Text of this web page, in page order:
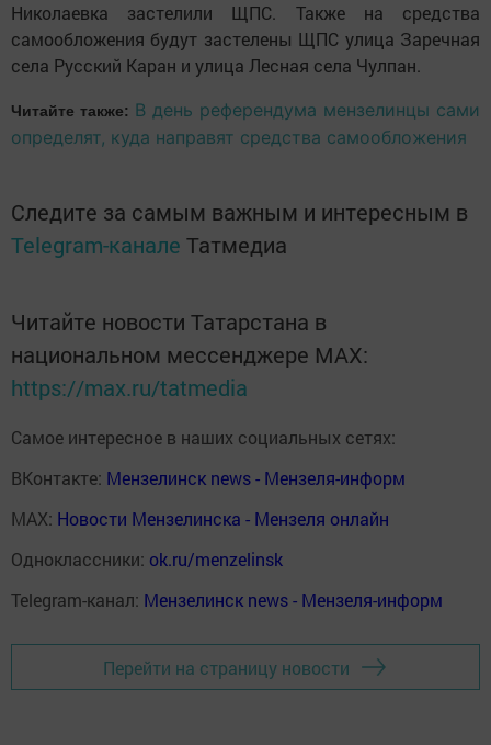
Николаевка застелили ЩПС. Также на средства
самообложения будут застелены ЩПС улица Заречная
села Русский Каран и улица Лесная села Чулпан.
Читайте также: В день референдума мензелинцы сами
определят, куда направят средства самообложения
Следите за самым важным и интересным в
Telegram-канале Татмедиа
Читайте новости Татарстана в
национальном мессенджере MАХ:
https://max.ru/tatmedia
Самое интересное в наших социальных сетях:
ВКонтакте: Мензелинск news - Мензеля-информ
MAX: Новости Мензелинска - Мензеля онлайн
Одноклассники: ok.ru/menzelinsk
Telegram-канал: Мензелинск news - Мензеля-информ
Перейти на страницу новости